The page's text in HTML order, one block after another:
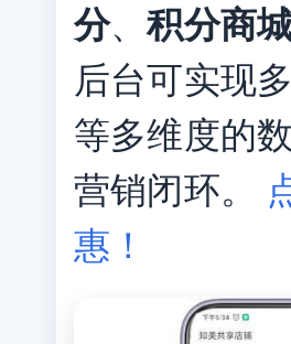
分、积分商
后台可实现
等多维度的
营销闭环。
惠！